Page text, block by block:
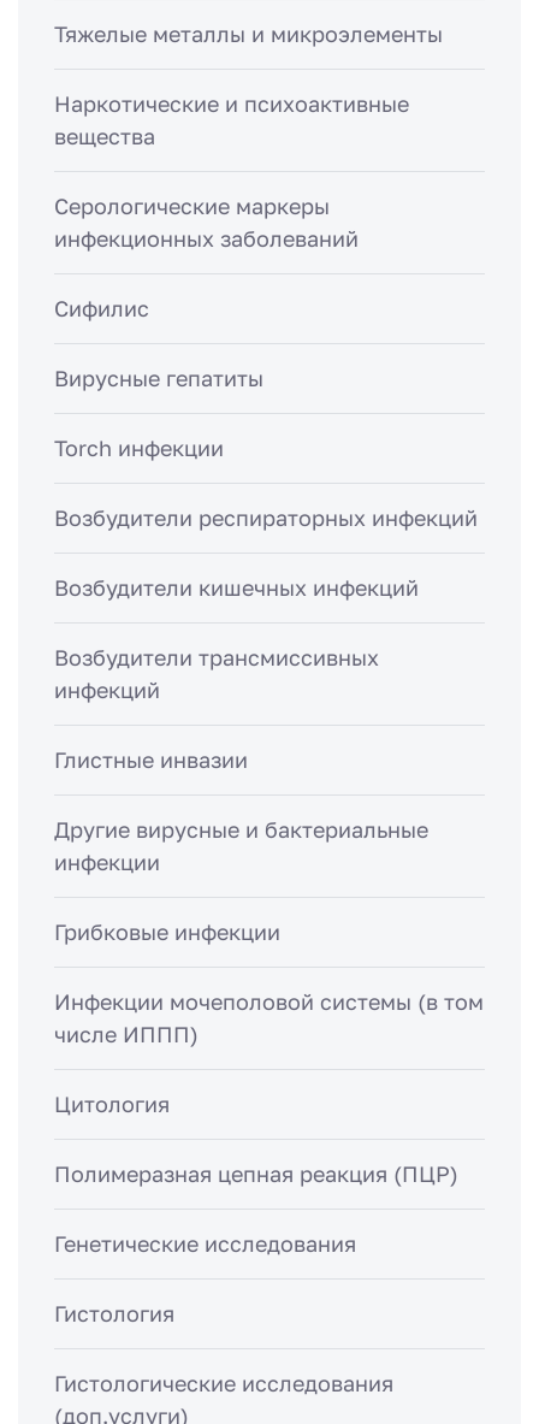
Тяжелые металлы и микроэлементы
Наркотические и психоактивные
вещества
Серологические маркеры
инфекционных заболеваний
Сифилис
Вирусные гепатиты
Torch инфекции
Возбудители респираторных инфекций
Возбудители кишечных инфекций
Возбудители трансмиссивных
инфекций
Глистные инвазии
Другие вирусные и бактериальные
инфекции
Грибковые инфекции
Инфекции мочеполовой системы (в том
числе ИППП)
Цитология
Полимеразная цепная реакция (ПЦР)
Генетические исследования
Гистология
Гистологические исследования
(доп.услуги)